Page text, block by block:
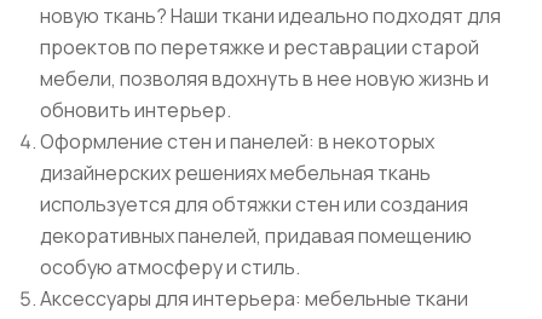
новую ткань? Наши ткани идеально подходят для
проектов по перетяжке и реставрации старой
мебели, позволяя вдохнуть в нее новую жизнь и
обновить интерьер.
Оформление стен и панелей: в некоторых
дизайнерских решениях мебельная ткань
используется для обтяжки стен или создания
декоративных панелей, придавая помещению
особую атмосферу и стиль.
Аксессуары для интерьера: мебельные ткани